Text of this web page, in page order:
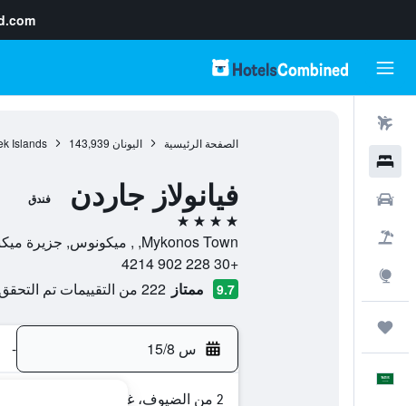
الصفحة الرئيسية اليونان 143,939
Islands
فيانولاز جاردن فندق
4 نجوم
Mykonos Town, , ميكونوس, جزيرة ميكنوس, اليونان
+30 228 902 4214
9.7 ممتاز 222 من التقييمات تم التحقق منها
س 15/8 -
2 من الضيوف، غرفة واحدة